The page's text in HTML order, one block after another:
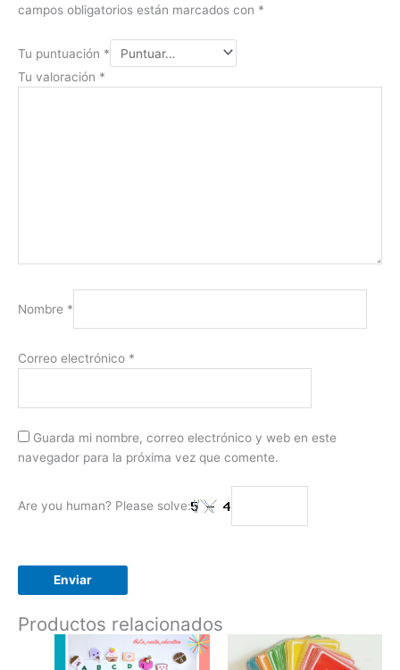
campos obligatorios están marcados con *
Tu puntuación *
Tu valoración *
Nombre *
Correo electrónico *
Guarda mi nombre, correo electrónico y web en este
navegador para la próxima vez que comente.
Are you human? Please solve:
Productos relacionados